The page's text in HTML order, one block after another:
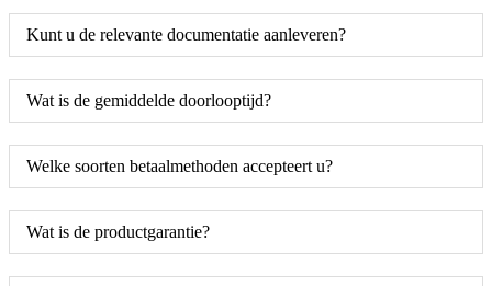
Kunt u de relevante documentatie aanleveren?
Wat is de gemiddelde doorlooptijd?
Welke soorten betaalmethoden accepteert u?
Wat is de productgarantie?